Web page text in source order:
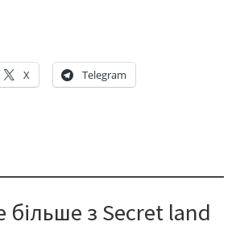
X Telegram
більше з Secret land